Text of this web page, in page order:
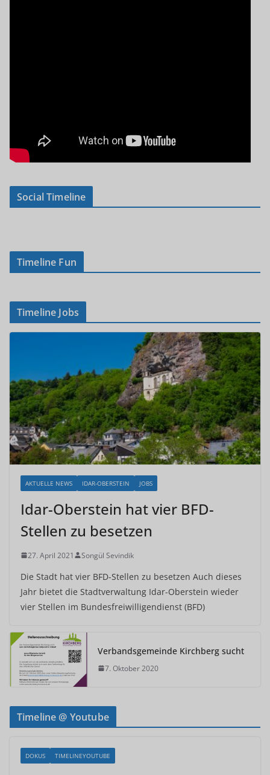
Social Timeline
Timeline Fun
Timeline Jobs
AKTUELLE NEWS IDAR-OBERSTEIN JOBS
Idar-Oberstein hat vier BFD-
Stellen zu besetzen
27. April 2021 Songül Sevindik
Die Stadt hat vier BFD-Stellen zu besetzen Auch dieses
Jahr bietet die Stadtverwaltung Idar-Oberstein wieder
vier Stellen im Bundesfreiwilligendienst (BFD)
Verbandsgemeinde Kirchberg sucht
7. Oktober 2020
Timeline @ Youtube
DOKUS TIMELINEYOUTUBE